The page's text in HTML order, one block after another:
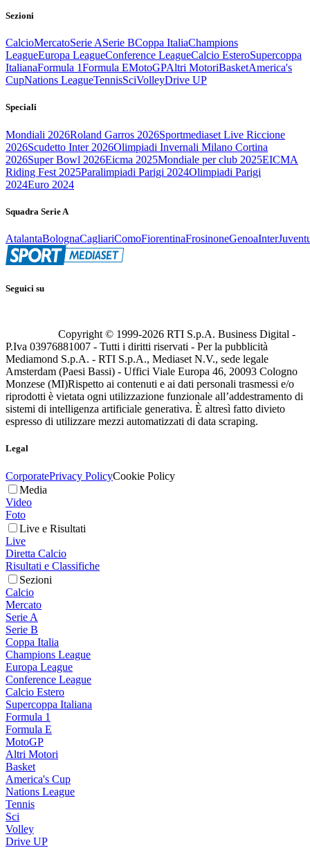
Sezioni
CalcioMercatoSerie ASerie BCoppa ItaliaChampions
LeagueEuropa LeagueConference LeagueCalcio EsteroSupercoppa
ItalianaFormula 1Formula EMotoGPAltri MotoriBasketAmerica's
CupNations LeagueTennisSciVolleyDrive UP
Speciali
Mondiali 2026Roland Garros 2026Sportmediaset Live Riccione
2026Scudetto Inter 2026Olimpiadi Invernali Milano Cortina
2026Super Bowl 2026Eicma 2025Mondiale per club 2025EICMA
Riding Fest 2025Paralimpiadi Parigi 2024Olimpiadi Parigi
2024Euro 2024
Squadra Serie A
AtalantaBolognaCagliariComoFiorentinaFrosinoneGenoaInter
Seguici su
Copyright © 1999-2026 RTI S.p.A. Business Digital -
P.Iva 03976881007 - Tutti i diritti riservati - Per la pubblicità
Mediamond S.p.A. - RTI S.p.A., Mediaset N.V., sede legale
Amsterdam (Paesi Bassi) - Uffici Viale Europa 46, 20093 Cologno
Monzese (MI)Rispetto ai contenuti e ai dati personali trasmessi e/o
riprodotti è vietata ogni utilizzazione funzionale all’addestramento di
sistemi di intelligenza artificiale generativa. È altresì fatto divieto
espresso di utilizzare mezzi automatizzati di data scraping.
Legal
CorporatePrivacy PolicyCookie Policy
Media
Video
Foto
Live e Risultati
Live
Diretta Calcio
Risultati e Classifiche
Sezioni
Calcio
Mercato
Serie A
Serie B
Coppa Italia
Champions League
Europa League
Conference League
Calcio Estero
Supercoppa Italiana
Formula 1
Formula E
MotoGP
Altri Motori
Basket
America's Cup
Nations League
Tennis
Sci
Volley
Drive UP